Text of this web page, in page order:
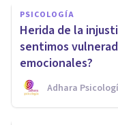
PSICOLOGÍA
Herida de la
sentimos
emocionales?
Adhara